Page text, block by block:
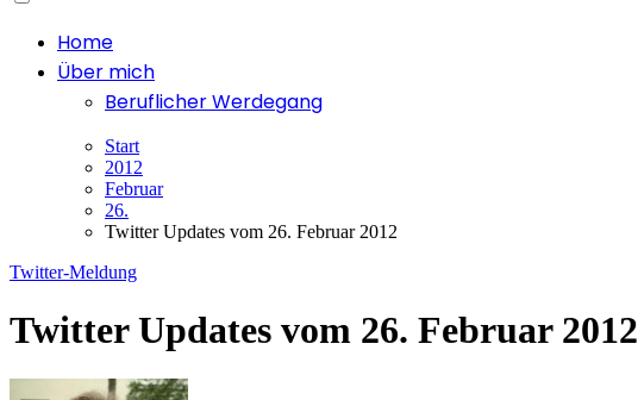
Home
Über mich
Beruflicher Werdegang
Start
2012
Februar
26.
Twitter Updates vom 26. Februar 2012
Twitter-Meldung
Twitter Updates vom 26. Februar 2012